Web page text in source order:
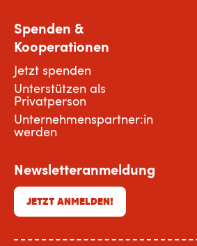
Spenden &
Kooperationen
Jetzt spenden
Unterstützen als
Privatperson
Unternehmenspartner:in
werden
Newsletteranmeldung
JETZT ANMELDEN!